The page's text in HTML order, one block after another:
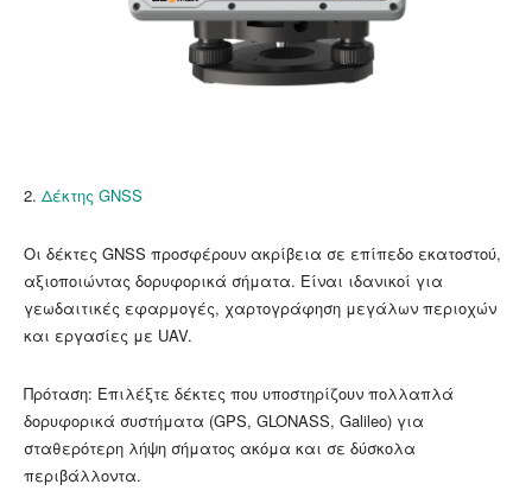
2. Δέκτης GNSS
Οι δέκτες GNSS προσφέρουν ακρίβεια σε επίπεδο εκατοστού,
αξιοποιώντας δορυφορικά σήματα. Είναι ιδανικοί για
γεωδαιτικές εφαρμογές, χαρτογράφηση μεγάλων περιοχών
και εργασίες με UAV.
Πρόταση: Επιλέξτε δέκτες που υποστηρίζουν πολλαπλά
δορυφορικά συστήματα (GPS, GLONASS, Galileo) για
σταθερότερη λήψη σήματος ακόμα και σε δύσκολα
περιβάλλοντα.